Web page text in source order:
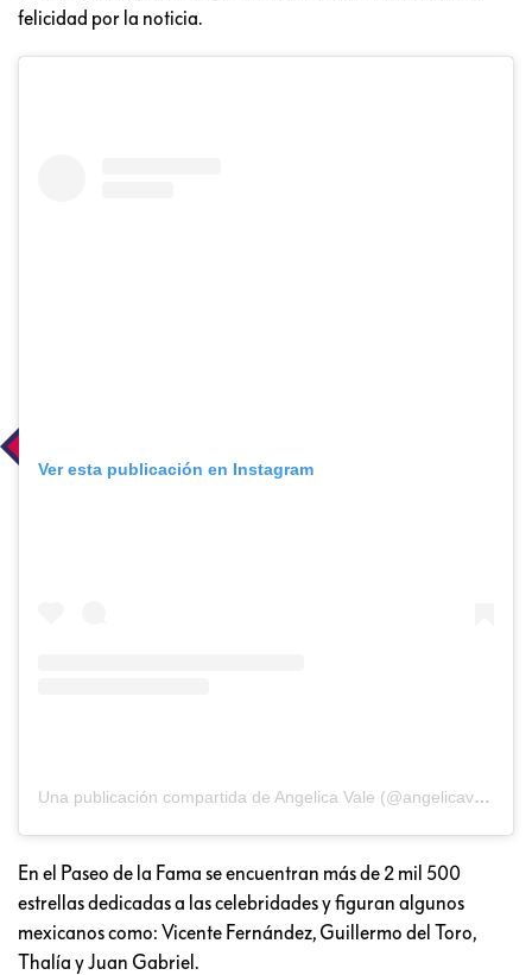
felicidad por la noticia.
Ver esta publicación en Instagram
Una publicación compartida de Angelica Vale (@angelicavaleoriginal)
En el Paseo de la Fama se encuentran más de 2 mil 500
estrellas dedicadas a las celebridades y figuran algunos
mexicanos como: Vicente Fernández, Guillermo del Toro,
Thalía y Juan Gabriel.